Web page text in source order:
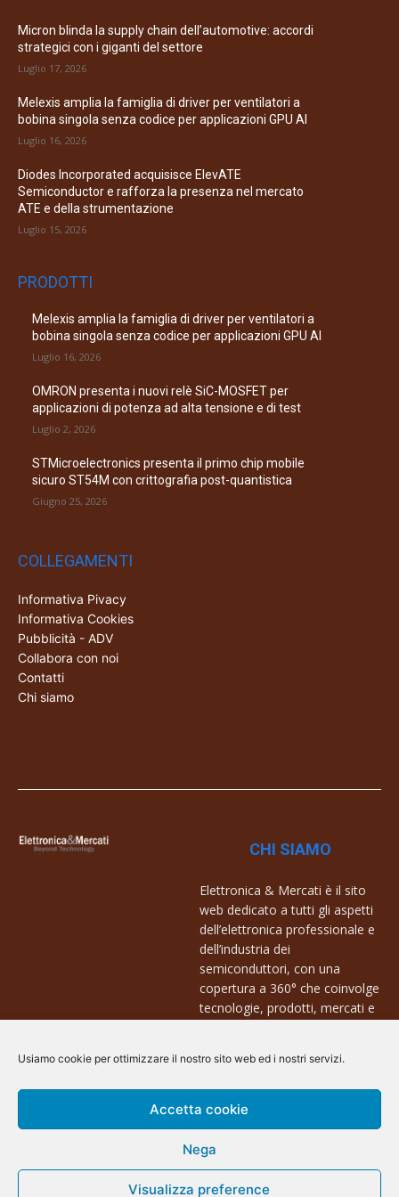
Usiamo cookie per ottimizzare il nostro sito web ed i nostri servizi.
Accetta cookie
Nega
Visualizza preference
Micron blinda la supply chain dell’automotive: accordi
strategici con i giganti del settore
Luglio 17, 2026
Melexis amplia la famiglia di driver per ventilatori a
bobina singola senza codice per applicazioni GPU AI
Luglio 16, 2026
Diodes Incorporated acquisisce ElevATE
Semiconductor e rafforza la presenza nel mercato
ATE e della strumentazione
Luglio 15, 2026
PRODOTTI
Melexis amplia la famiglia di driver per ventilatori a
bobina singola senza codice per applicazioni GPU AI
Luglio 16, 2026
OMRON presenta i nuovi relè SiC-MOSFET per
applicazioni di potenza ad alta tensione e di test
Luglio 2, 2026
STMicroelectronics presenta il primo chip mobile
sicuro ST54M con crittografia post-quantistica
Giugno 25, 2026
COLLEGAMENTI
Informativa Pivacy
Informativa Cookies
Pubblicità - ADV
Collabora con noi
Contatti
Chi siamo
CHI SIAMO
Elettronica & Mercati è il sito
web dedicato a tutti gli aspetti
dell’elettronica professionale e
dell’industria dei
semiconduttori, con una
copertura a 360° che coinvolge
tecnologie, prodotti, mercati e
Contatti:
info@arscommunication.it
@ArsCommunication 2023